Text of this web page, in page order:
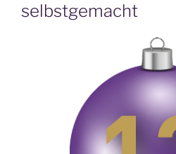
selbstgemacht